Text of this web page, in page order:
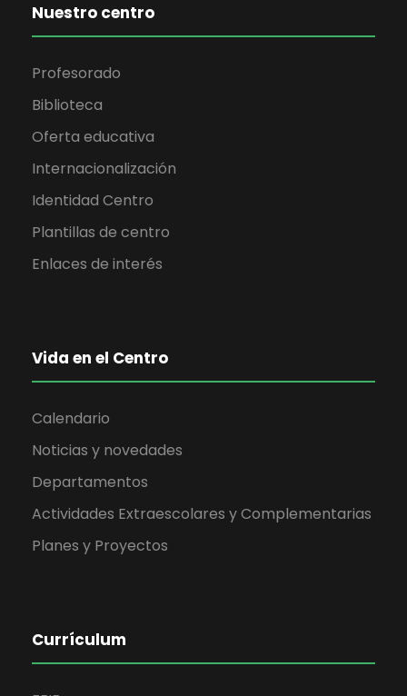
Nuestro centro
Profesorado
Biblioteca
Oferta educativa
Internacionalización
Identidad Centro
Plantillas de centro
Enlaces de interés
Vida en el Centro
Calendario
Noticias y novedades
Departamentos
Actividades Extraescolares y Complementarias
Planes y Proyectos
Currículum